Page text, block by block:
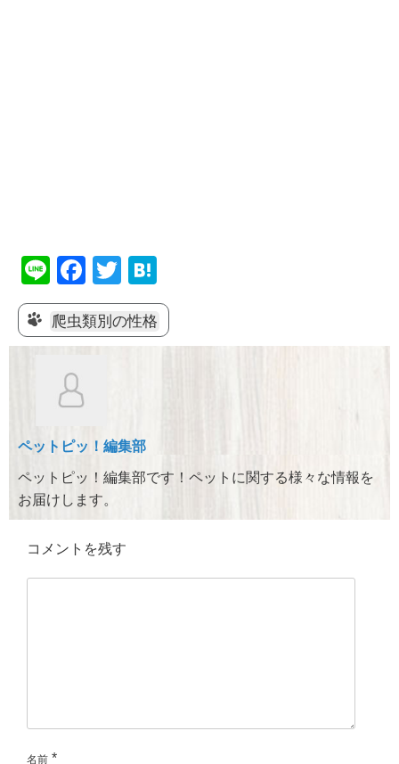
Li
n
e
F
a
c
e
o
k
T
wi
tt
er
at
e
n
爬虫類別の性格
ペットピッ！編集部
ペットピッ！編集部です！ペットに関する様々な情報を
お届けします。
コメントを残す
名前 *